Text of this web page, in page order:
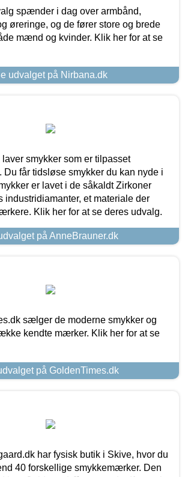
spænder i dag over armbånd,
øreringe, og de fører store og brede
mænd og kvinder. Klik her for at se
udvalget på Nirbana.dk
smykker som er tilpasset
Du får tidsløse smykker du kan nyde i
er lavet i de såkaldt Zirkoner
industridiamanter, et materiale der
Klik her for at se deres udvalg.
på AnneBrauner.dk
sælger de moderne smykker og
kendte mærker. Klik her for at se
på GoldenTimes.dk
har fysisk butik i Skive, hvor du
40 forskellige smykkemærker. Den